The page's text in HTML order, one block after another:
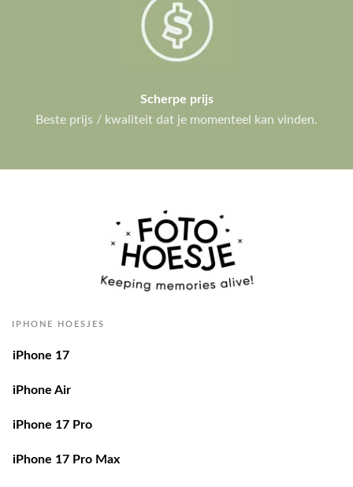
Scherpe prijs
Beste prijs / kwaliteit dat je momenteel kan vinden.
IPHONE HOESJES
iPhone 17
iPhone Air
iPhone 17 Pro
iPhone 17 Pro Max